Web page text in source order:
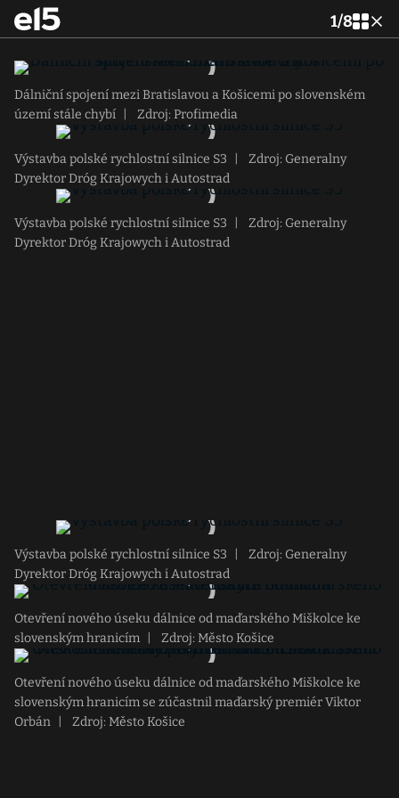
1/8
Dálniční spojení mezi Bratislavou a Košicemi po slovenském
území stále chybí
Zdroj: Profimedia
Výstavba polské rychlostní silnice S3
Zdroj: Generalny
Dyrektor Dróg Krajowych i Autostrad
Výstavba polské rychlostní silnice S3
Zdroj: Generalny
Dyrektor Dróg Krajowych i Autostrad
Výstavba polské rychlostní silnice S3
Zdroj: Generalny
Dyrektor Dróg Krajowych i Autostrad
Otevření nového úseku dálnice od maďarského Miškolce ke
slovenským hranicím
Zdroj: Město Košice
Otevření nového úseku dálnice od maďarského Miškolce ke
slovenským hranicím se zúčastnil maďarský premiér Viktor
Orbán
Zdroj: Město Košice